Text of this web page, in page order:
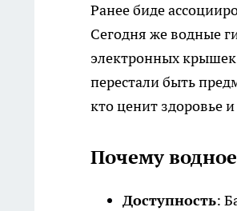
Ранее биде
Сегодня же водные
электронных
перестали быть
кто ценит здоровье
Почему
Доступность: